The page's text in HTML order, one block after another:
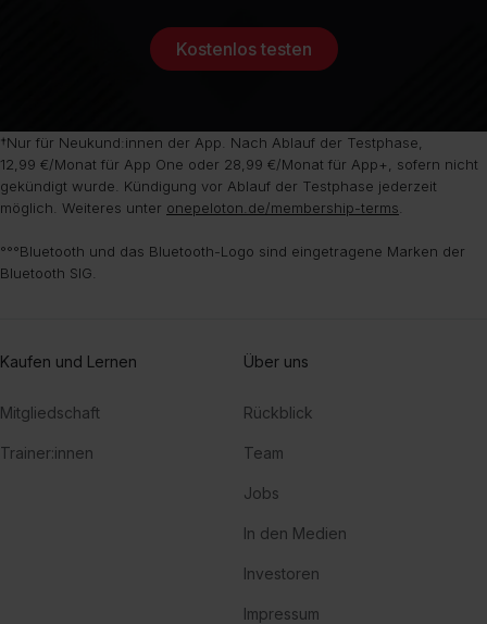
Kostenlos testen
†Nur für Neukund:innen der App. Nach Ablauf der Testphase,
12,99 €/Monat für App One oder 28,99 €/Monat für App+, sofern nicht
gekündigt wurde. Kündigung vor Ablauf der Testphase jederzeit
möglich. Weiteres unter onepeloton.de/membership-terms
°°°Bluetooth und das Bluetooth-Logo sind eingetragene Marken der
Bluetooth SIG.
Kaufen und Lernen
Mitgliedschaft
Trainer:innen
Über uns
Rückblick
Team
Jobs
In den Medien
Investoren
Impressum